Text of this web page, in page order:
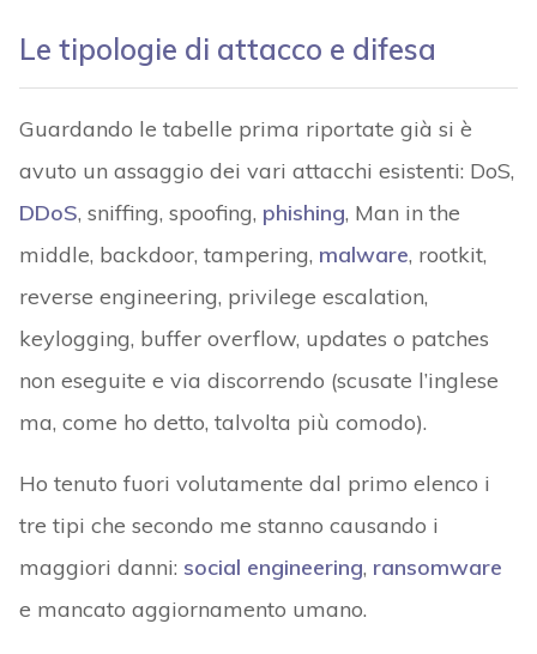
Le tipologie di attacco e difesa
Guardando le tabelle prima riportate già si è
avuto un assaggio dei vari attacchi esistenti: DoS,
DDoS, sniffing, spoofing, phishing, Man in the
middle, backdoor, tampering, malware, rootkit,
reverse engineering, privilege escalation,
keylogging, buffer overflow, updates o patches
non eseguite e via discorrendo (scusate l’inglese
ma, come ho detto, talvolta più comodo).
Ho tenuto fuori volutamente dal primo elenco i
tre tipi che secondo me stanno causando i
maggiori danni: social engineering, ransomware
e mancato aggiornamento umano.